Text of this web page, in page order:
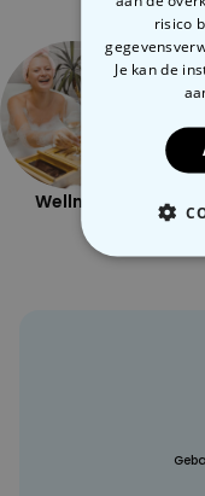
Wellness
risico
Je kan de